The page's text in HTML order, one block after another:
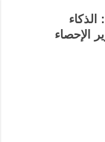
شراكة رقمية تقود تعداد 2027: الذكاء
الإحصاء